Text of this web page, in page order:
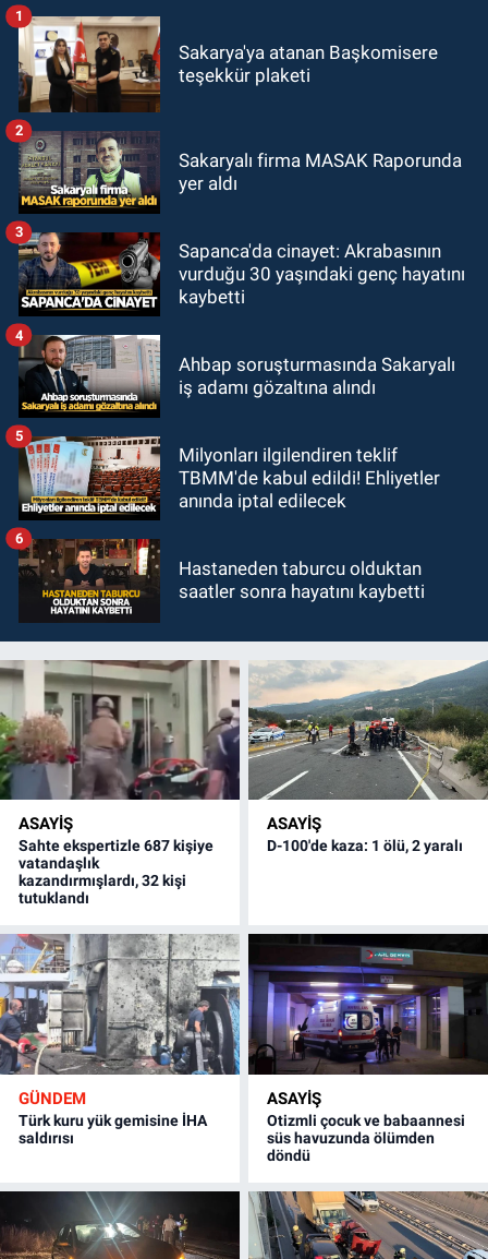
Sakarya'ya atanan Başkomisere
teşekkür plaketi
1
Sakaryalı firma MASAK Raporunda
yer aldı
2
Sapanca'da cinayet: Akrabasının
vurduğu 30 yaşındaki genç hayatını
kaybetti
3
Ahbap soruşturmasında Sakaryalı
iş adamı gözaltına alındı
4
Milyonları ilgilendiren teklif
TBMM'de kabul edildi! Ehliyetler
anında iptal edilecek
5
Hastaneden taburcu olduktan
saatler sonra hayatını kaybetti
6
ASAYİŞ
Sahte ekspertizle 687 kişiye
vatandaşlık
kazandırmışlardı, 32 kişi
tutuklandı
ASAYİŞ
D-100'de kaza: 1 ölü, 2 yaralı
GÜNDEM
Türk kuru yük gemisine İHA
saldırısı
ASAYİŞ
Otizmli çocuk ve babaannesi
süs havuzunda ölümden
döndü